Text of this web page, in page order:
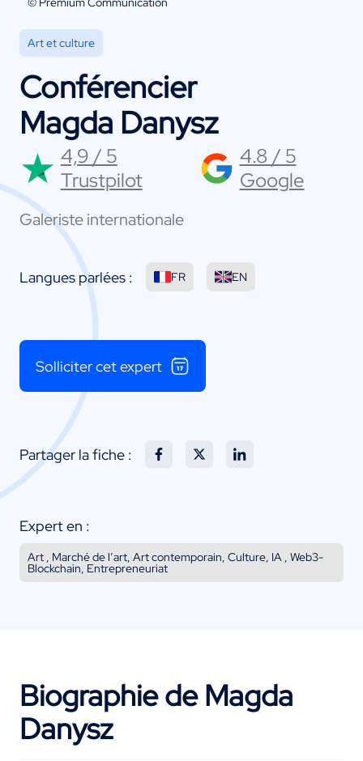
Art et culture
Conférencier
Magda Danysz
4,9 / 5
Trustpilot
4.8 / 5
Google
Galeriste internationale
Langues parlées : FR EN
Solliciter cet expert
Partager la fiche :
Expert en :
Art , Marché de l’art, Art contemporain, Culture, IA , Web3-
Blockchain, Entrepreneuriat
Biographie de Magda
Danysz